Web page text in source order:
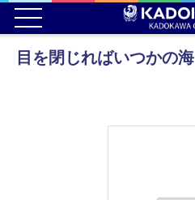
目を閉じればいつかの海